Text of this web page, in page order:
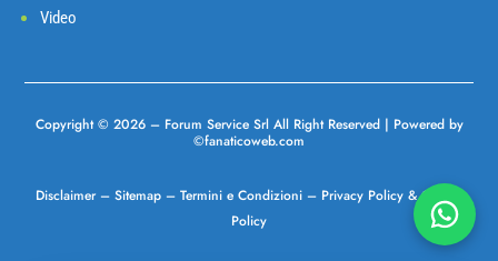
Video
Copyright © 2026 – Forum Service SrlAll Right Reserved | Powered by
©fanaticoweb.com
Disclaimer– Sitemap – Termini e Condizioni – Privacy Policy &Cookie
Policy
Chatta